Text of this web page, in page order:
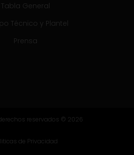
Tabla General
Técnico y Plantel
Prensa
reservados © 2026
de Privacidad